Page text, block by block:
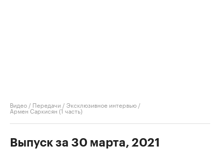
Видео / Передачи /Эксклюзивное интервью /
Армен Саркисян (1 часть)
Выпуск за 30 марта, 2021